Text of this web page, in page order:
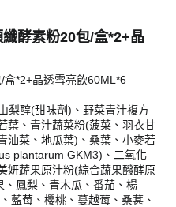
酵素粉20包/盒*2+晶
*2+晶透雪亮飲60ML*6
梨醇(甜味劑)、野菜青汁複方
葉、青汁蔬菜粉(菠菜、羽衣甘
油菜、地瓜葉)、桑葉、小麥若
plantarum GKM3)、二氧化
妍蔬果原汁粉(綜合蔬果醱酵原
鳳梨、青木瓜、番茄、楊
藍莓、櫻桃、蔓越莓、桑葚、